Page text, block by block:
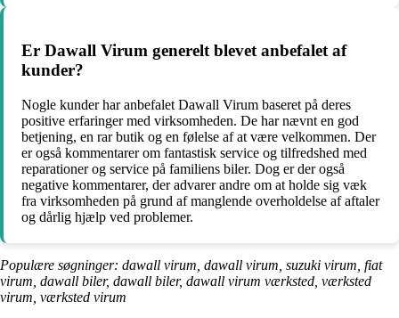
Er Dawall Virum generelt blevet anbefalet af
kunder?
Nogle kunder har anbefalet Dawall Virum baseret på deres
positive erfaringer med virksomheden. De har nævnt en god
betjening, en rar butik og en følelse af at være velkommen. Der
er også kommentarer om fantastisk service og tilfredshed med
reparationer og service på familiens biler. Dog er der også
negative kommentarer, der advarer andre om at holde sig væk
fra virksomheden på grund af manglende overholdelse af aftaler
og dårlig hjælp ved problemer.
Populære søgninger: dawall virum, dawall virum, suzuki virum, fiat
virum, dawall biler, dawall biler, dawall virum værksted, værksted
virum, værksted virum